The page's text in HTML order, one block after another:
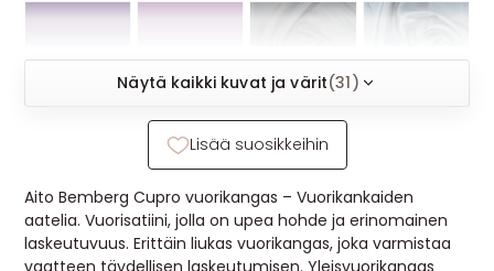
🔖 OUTLET
USEIN KYSYTTYÄ
OTA YHTEYTTÄ
Aito Bemberg Cupro vuorikangas – Vuorikankaiden
aatelia. Vuorisatiini, jolla on upea hohde ja erinomainen
laskeutuvuus. Erittäin liukas vuorikangas, joka varmistaa
Näytä kaikki kuvat ja värit(31)
Lisää suosikkeihin